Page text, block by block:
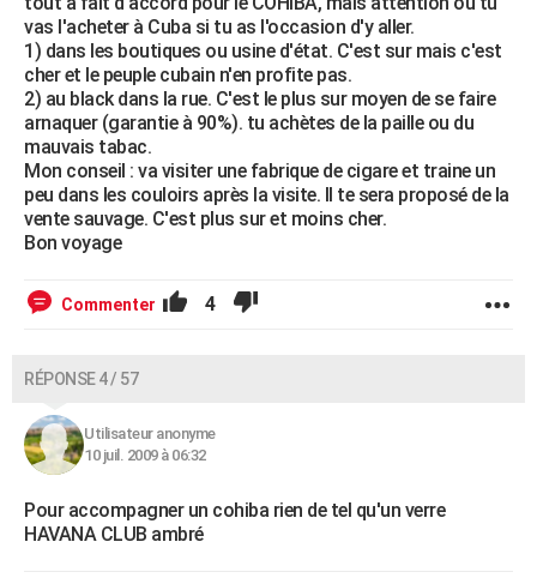
vas l'acheter à Cuba si tu as l'occasion d'y aller.
1) dans les boutiques ou usine d'état. C'est sur mais c'est
cher et le peuple cubain n'en profite pas.
2) au black dans la rue. C'est le plus sur moyen de se faire
arnaquer (garantie à 90%). tu achètes de la paille ou du
mauvais tabac.
Mon conseil : va visiter une fabrique de cigare et traine un
peu dans les couloirs après la visite. Il te sera proposé de la
vente sauvage. C'est plus sur et moins cher.
Bon voyage
Commenter 4
RÉPONSE 4 / 57
Utilisateur anonyme
10 juil. 2009 à 06:32
Pour accompagner un cohiba rien de tel qu'un verre
HAVANA CLUB ambré